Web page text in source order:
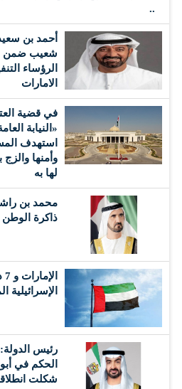
..
أحمد بن
الرؤساء
الامارات
في قضية
«النيابة
استهدف
وأمنها
لها به
محمد بن
ذاكرة الوطن
رئيس
الحكم في
شكلت